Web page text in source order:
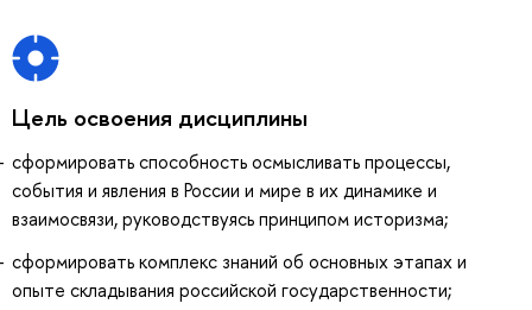
Цель освоения дисциплины
сформировать способность осмысливать процессы,
события и явления в России и мире в их динамике и
взаимосвязи, руководствуясь принципом историзма;
сформировать комплекс знаний об основных этапах и
опыте складывания российской государственности;